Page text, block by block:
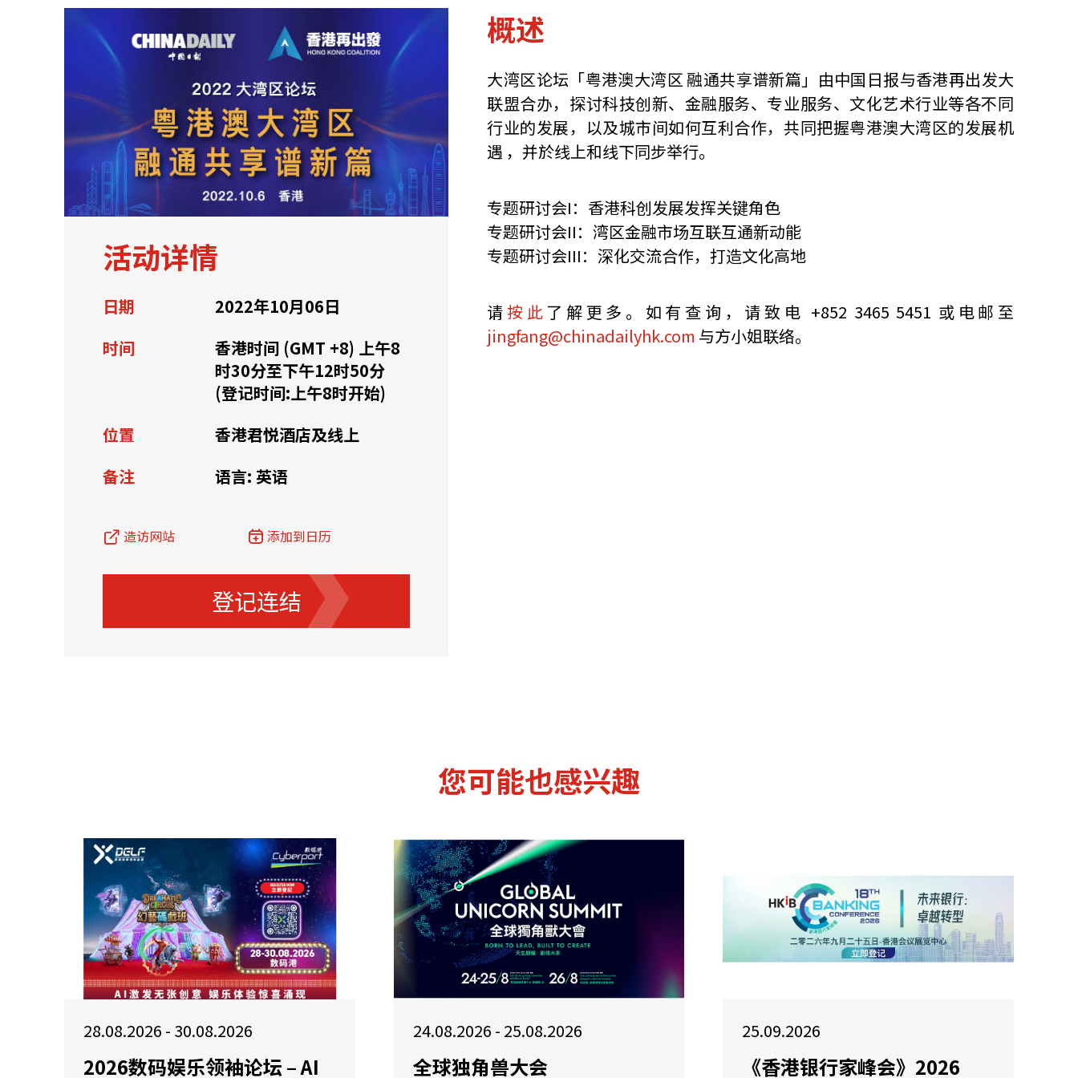
关于我们
联系我们
快速链接
常见问题 商业机遇：政府招标公告
关联网站
香港家族办公室 香港金融科技
活动详情
日期
2022年10月06日
时间
香港时间 (GMT +8) 上午8
时30分至下午12时50分
(登记时间:上午8时开始)
位置
香港君悦酒店及线上
备注
语言: 英语
造访网站 添加到日历
登记连结
概述
大湾区论坛「粤港澳大湾区 融通共享谱新篇」由中国日报与香港再出发大
联盟合办，探讨科技创新、金融服务、专业服务、文化艺术行业等各不同
行业的发展，以及城市间如何互利合作，共同把握粤港澳大湾区的发展机
遇 ，并於线上和线下同步举行。
专题研讨会I：香港科创发展发挥关键角色
专题研讨会II：湾区金融市场互联互通新动能
专题研讨会III：深化交流合作，打造文化高地
请按此 了解更多。如有查询，请致电 +852 3465 5451 或电邮至
jingfang@chinadailyhk.com 与方小姐联络。
您可能也感兴趣
28.08.2026 - 30.08.2026
2026数码娱乐领袖论坛 – AI
24.08.2026 - 25.08.2026
全球独角兽大会
25.09.2026
《香港银行家峰会》2026